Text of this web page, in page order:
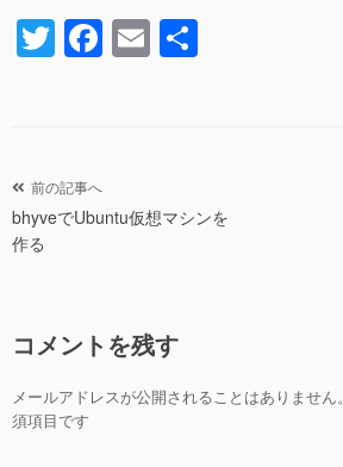
T F
o
E
投
稿
ナ
ー
シ
ョ
前の記事へ
bhyveでUbuntu仮想マシンを
作る
コメントを残す
メールアドレスが公開されることはありません。
須項目です